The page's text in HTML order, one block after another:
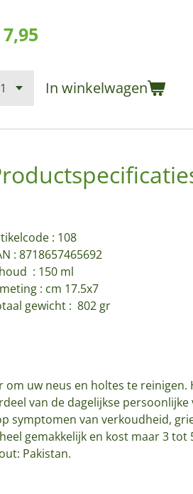
In winkelwagen
: 108
: 8718657465692
: 150 ml
: cm 17.5x7
gewicht : 802 gr
uw neus en holtes te reinigen.
van de dagelijkse persoonlijke
symptomen van verkoudheid,
gemakkelijk en kost maar 3 tot
Pakistan.